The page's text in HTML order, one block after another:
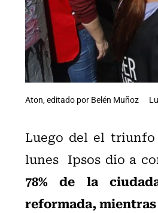
Aton, editado por Belén Muñoz
Luego del el
lunes Ipsos dio a
78% de la
reformada, mientras